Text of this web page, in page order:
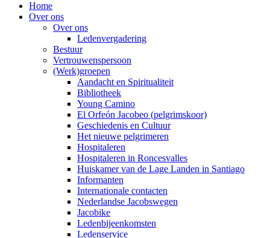
Home
Over ons
Over ons
Ledenvergadering
Bestuur
Vertrouwenspersoon
(Werk)groepen
Aandacht en Spiritualiteit
Bibliotheek
Young Camino
El Orfeón Jacobeo (pelgrimskoor)
Geschiedenis en Cultuur
Het nieuwe pelgrimeren
Hospitaleren
Hospitaleren in Roncesvalles
Huiskamer van de Lage Landen in Santiago
Informanten
Internationale contacten
Nederlandse Jacobswegen
Jacobike
Ledenbijeenkomsten
Ledenservice